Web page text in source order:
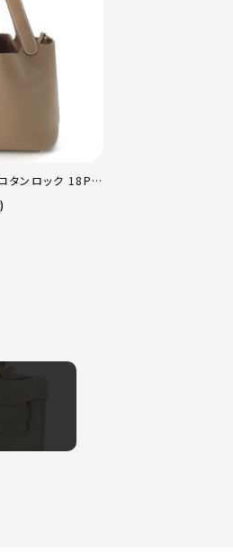
タンロック 18PM
ゴールド金具 エ